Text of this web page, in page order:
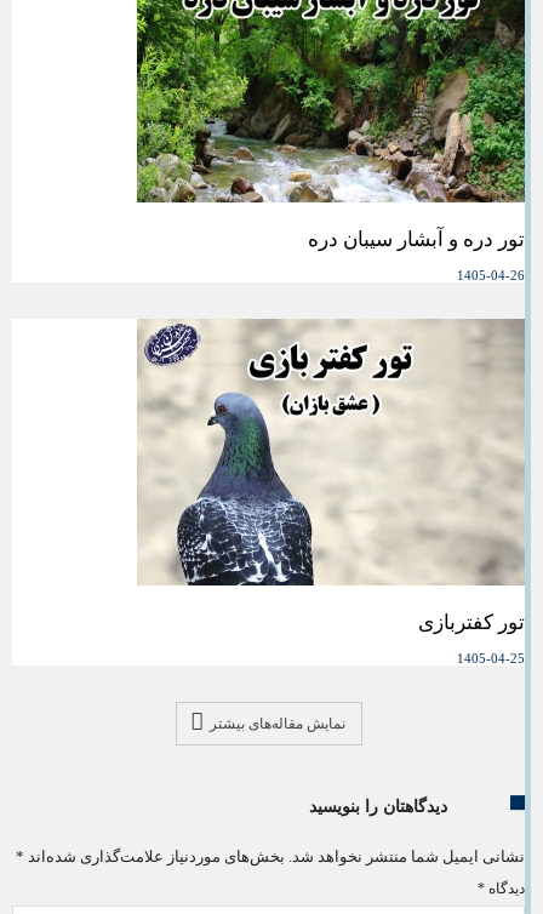
تور دره و آبشار سیبان دره
1405-04-26
تور کفتربازی
1405-04-25
نمایش مقاله‌های بیشتر
دیدگاهتان را بنویسید
نشانی ایمیل شما منتشر نخواهد شد. بخش‌های موردنیاز علامت‌گذاری شده‌اند *
دیدگاه *